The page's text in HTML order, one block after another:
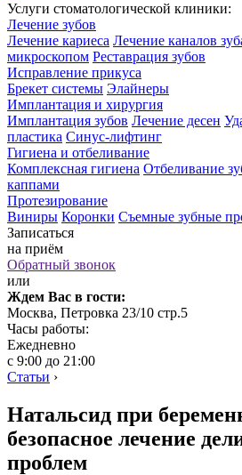
Услуги стоматологической клиники:
Лечение зубов
Лечение кариеса Лечение каналов
микроскопом Реставрация зубов
Исправление прикуса
Брекет системы Элайнеры
Имплантация и хирургия
Имплантация зубов Лечение десен
пластика Синус-лифтинг
Гигиена и отбеливание
Комплексная гигиена Отбеливание
каппами
Протезирование
Виниры Коронки Съемные зубные
Записаться
на приём
Обратный звонок
или
Ждем Вас в гости:
Москва, Петровка 23/10 стр.5
Часы работы:
Ежедневно
с 9:00 до 21:00
Статьи ›
Натальсид при
безопасное лечение
проблем